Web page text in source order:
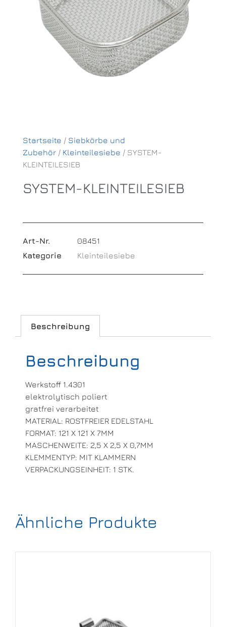
Startseite / Siebkörbe und
Zubehör / Kleinteilesiebe / SYSTEM-
KLEINTEILESIEB
SYSTEM-KLEINTEILESIEB
Art-Nr.
08451
Kategorie
Kleinteilesiebe
Beschreibung
Beschreibung
Werkstoff 1.4301
elektrolytisch poliert
gratfrei verarbeitet
MATERIAL: ROSTFREIER EDELSTAHL
FORMAT: 121 X 121 X 7MM
MASCHENWEITE: 2,5 X 2,5 X 0,7MM
KLEMMENTYP: MIT KLAMMERN
VERPACKUNGSEINHEIT: 1 STK.
Ähnliche Produkte